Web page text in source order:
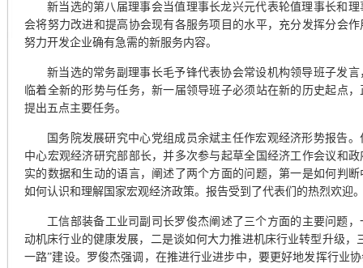
新当选的第八届理事会当值理事长龙兴元代表轮值理事长和
会将努力改进和提高协会现有各服务项目的水平，充分发挥分会
努力开发企业确有急需的新服务内容。
新当选的常务副理事长毛予锋代表协会常设机构领导班子发
临着全新的形势与任务，新一届领导班子必须站在新的历史起点
提出五点主要任务。
国务院发展研究中心党组成员余斌主任作宏观经济形势报告
中心宏观经济研究部部长，并多次参与起草全国经济工作会议和
实的数据和生动的语言，阐述了两个方面的问题，第一是如何判
如何认识和理解国家宏观经济政策。报告受到了代表们的热烈欢迎
工信部装备工业司副司长罗俊杰阐述了三个方面的主要问题
动机床行业的健康发展，二是谈如何大力推进机床行业转型升级，
一路”建设。罗俊杰强调，在推进行业进步中，要更好地发挥行业